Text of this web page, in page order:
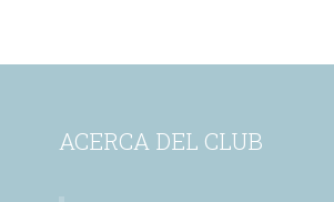
ACERCA DEL CLUB